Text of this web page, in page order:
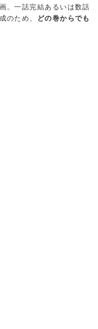
。一話完結あるいは数話
のため、
どの巻からでも